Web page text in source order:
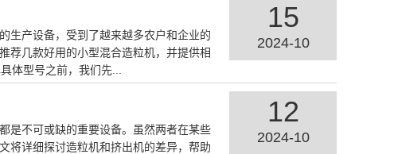
生产设备，受到了越来越多农户和企业的
荐几款好用的小型混合造粒机，并提供相
体型号之前，我们先...
15
2024-10
是不可或缺的重要设备。虽然两者在某些
将详细探讨造粒机和挤出机的差异，帮助
12
2024-10